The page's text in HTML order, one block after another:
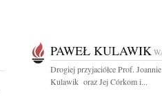
PAWEŁ KULAWIK
Drogiej przyjaciółce Prof.
Kulawik oraz Jej Córkom i...